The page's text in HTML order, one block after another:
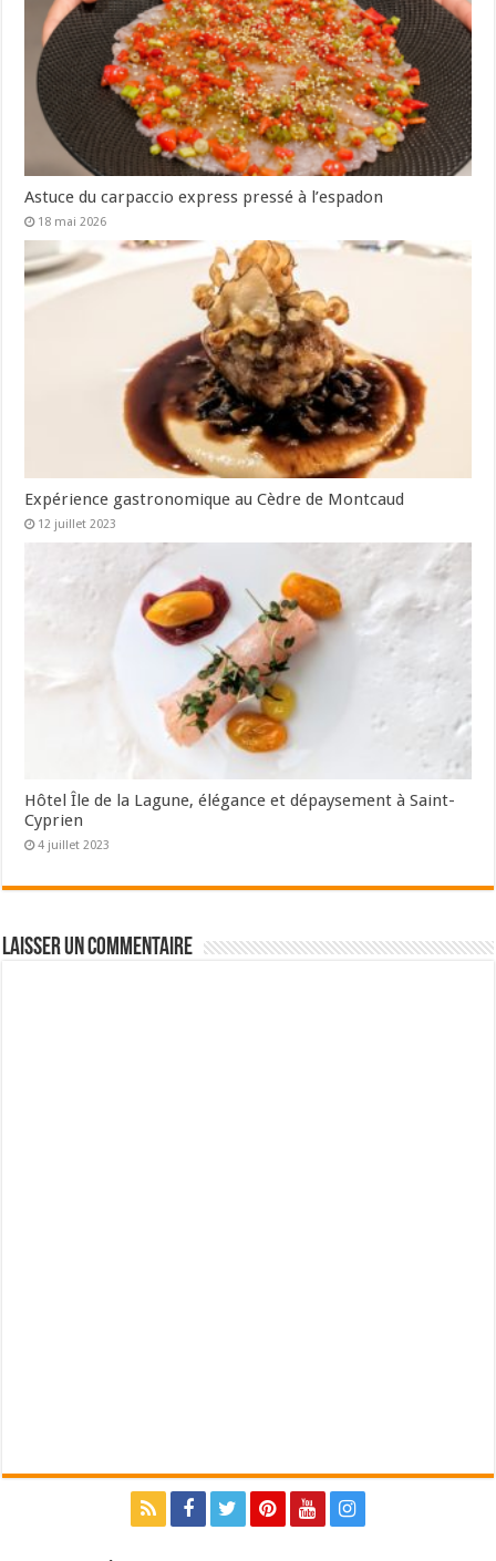
Astuce du carpaccio express pressé à l’espadon
18 mai 2026
Expérience gastronomique au Cèdre de Montcaud
12 juillet 2023
Hôtel Île de la Lagune, élégance et dépaysement à Saint-
Cyprien
4 juillet 2023
Laisser un commentaire